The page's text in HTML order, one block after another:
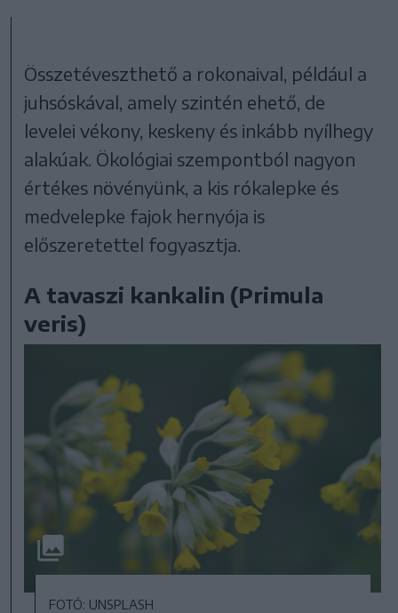
Összetéveszthető a rokonaival, például a
juhsóskával, amely szintén ehető, de
levelei vékony, keskeny és inkább nyílhegy
alakúak. Ökológiai szempontból nagyon
értékes növényünk, a kis rókalepke és
medvelepke fajok hernyója is
előszeretettel fogyasztja.
A tavaszi kankalin (Primula
veris)
FOTÓ: UNSPLASH